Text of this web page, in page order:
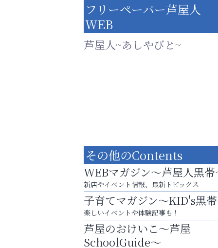
フリーペーパー芦屋人
WEB
芦屋人~あしやびと~
芦屋・西宮・神戸の新店舗PRやリニューア
知などお気軽にご相談ください。
整体院エスコート・芦屋サロ
その他のContents
WEBマガジン～芦屋人黒帯
新店やイベント情報、最新トピックス
子育てマガジン～KID's黒
楽しいイベントや体験記事も！
芦屋のおけいこ～芦屋
SchoolGuide～